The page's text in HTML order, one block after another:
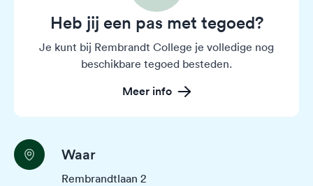
Heb jij een pas met tegoed?
Je kunt bij Rembrandt College je volledige nog
beschikbare tegoed besteden.
Meer info
Waar
Rembrandtlaan 2